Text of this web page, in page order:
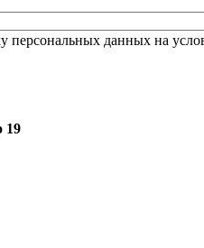
персональных данных на
19